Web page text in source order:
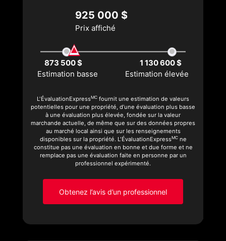
925 000 $
Prix affiché
873 500 $
1 130 600 $
Estimation basse
Estimation élevée
L'ÉvaluationExpressMC fournit une estimation de valeurs
potentielles pour une propriété, d’une évaluation plus basse
à une évaluation plus élevée, fondée sur la valeur
marchande actuelle, de même que sur des données propres
au marché local ainsi que sur les renseignements
disponibles sur la propriété. L'ÉvaluationExpressMCne
constitue pas une évaluation en bonne et due forme et ne
remplace pas une évaluation faite en personne par un
professionnel expérimenté.
Obtenez l’avis d’un professionnel